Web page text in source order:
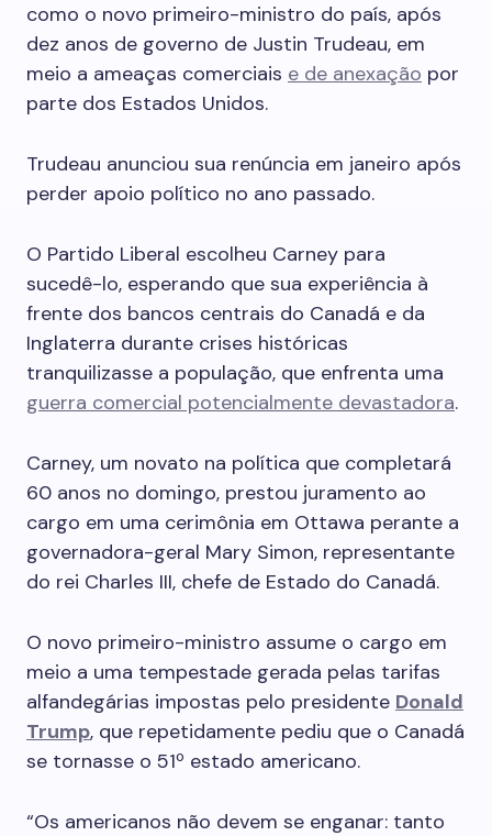
como o novo primeiro-ministro do país, após
dez anos de governo de Justin Trudeau, em
meio a ameaças comerciais e de anexação por
parte dos Estados Unidos.
Trudeau anunciou sua renúncia em janeiro após
perder apoio político no ano passado.
O Partido Liberal escolheu Carney para
sucedê-lo, esperando que sua experiência à
frente dos bancos centrais do Canadá e da
Inglaterra durante crises históricas
tranquilizasse a população, que enfrenta uma
guerra comercial potencialmente devastadora.
Carney, um novato na política que completará
60 anos no domingo, prestou juramento ao
cargo em uma cerimônia em Ottawa perante a
governadora-geral Mary Simon, representante
do rei Charles III, chefe de Estado do Canadá.
O novo primeiro-ministro assume o cargo em
meio a uma tempestade gerada pelas tarifas
alfandegárias impostas pelo presidente Donald
Trump, que repetidamente pediu que o Canadá
se tornasse o 51º estado americano.
“Os americanos não devem se enganar: tanto